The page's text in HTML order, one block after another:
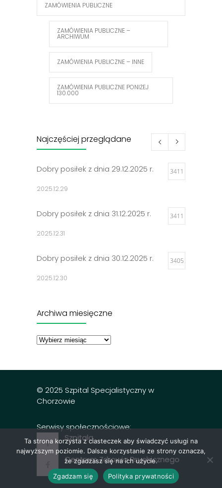
ZAMÓWIENIA PUBLICZNE
ZAMÓWIENIA PUBLICZNE –
ARCHIWUM
ZAMÓWIENIA PUBLICZNE – INNE
ZAMÓWIENIA PUBLICZNE PONIŻEJ
130.000
Najczęściej przeglądane
Dobry posiłek z dnia 29.12.2025 r. 3411
2025.12.29
Dobry posiłek z dnia 31.12.2025 r. 3411
2025.12.31
Dobry posiłek z dnia 30.12.2025 r. 3405
2025.12.30
2024.12.27
Dobry posiłek z dnia 23.12.2025 r.
Archiwa miesięczne
miesięczne
© 2025 Szpital Specjalistyczny w
Chorzowie
Serwisy społecznościowe:
Szpitala
Centrum Zdrowia Psychicznego
Ta strona korzysta z ciasteczek aby świadczyć usługi na
najwyższym poziomie. Dalsze korzystanie ze strony oznacza,
że zgadzasz się na ich użycie.
Zgadzam się
Polityka prywatności